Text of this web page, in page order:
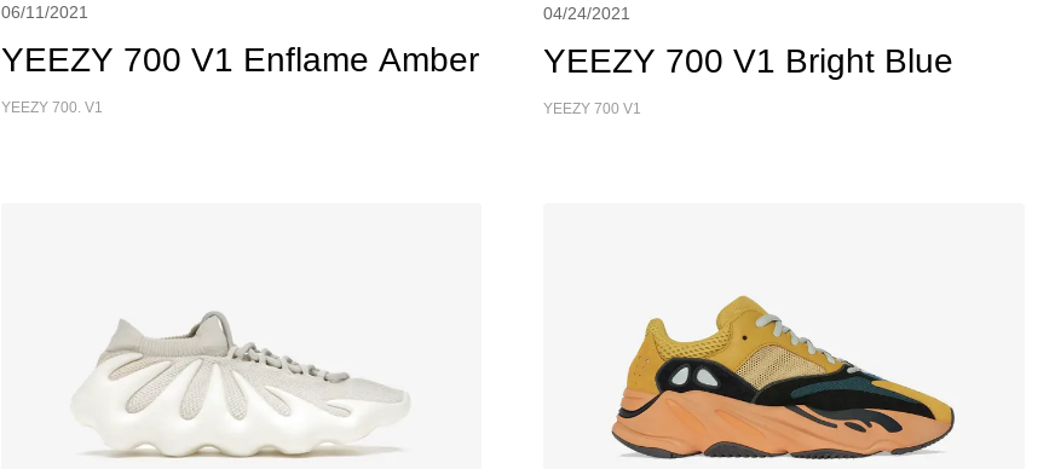
06/11/2021
YEEZY 700 V1 Enflame Amber
YEEZY 700. V1
04/24/2021
YEEZY 700 V1 Bright Blue
YEEZY 700 V1